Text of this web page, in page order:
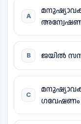
A
B ജയിൽ
C